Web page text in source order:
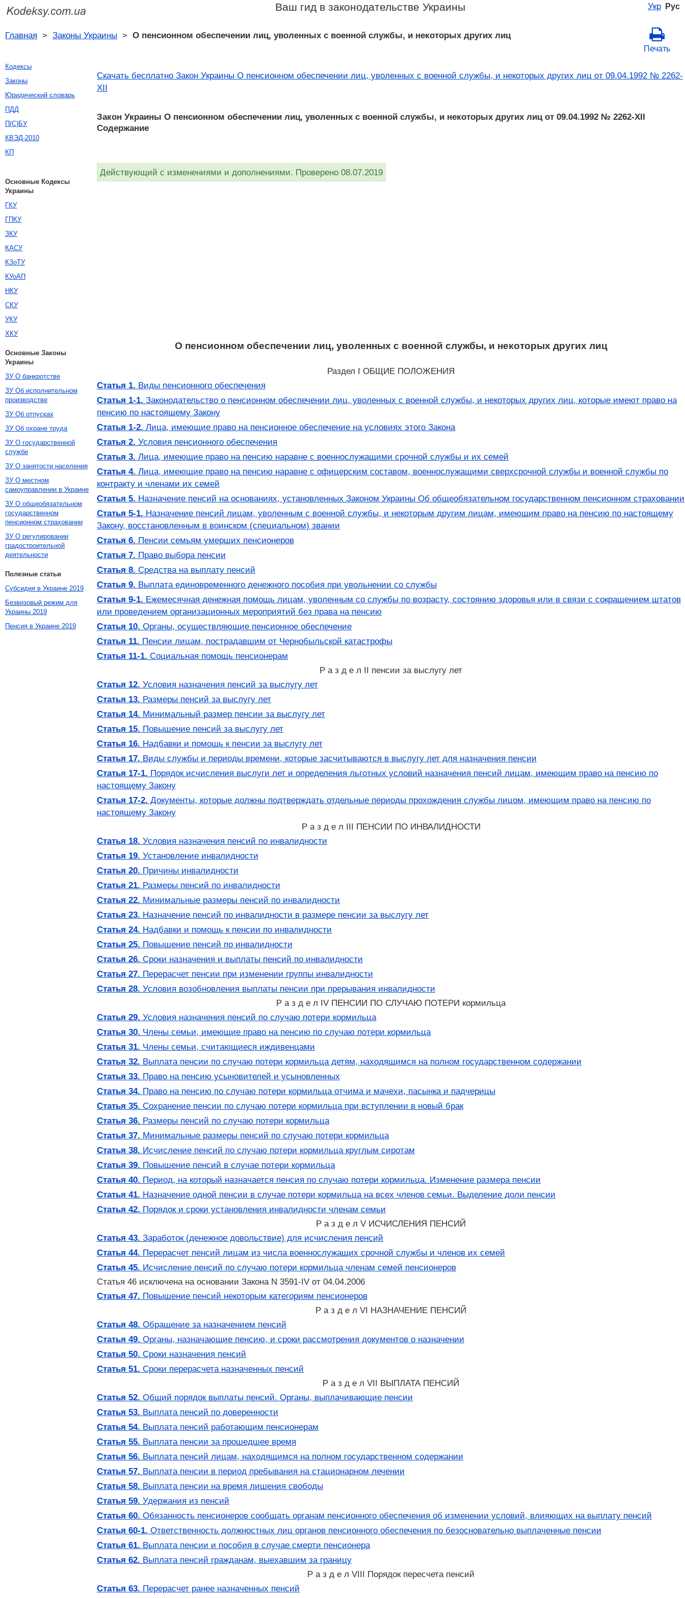
Укр Рус
Ваш гид в законодательстве Украины
Главная > Законы Украины > О пенсионном обеспечении лиц, уволенных с военной службы, и некоторых других лиц
Печать
Скачать бесплатно Закон Украины О пенсионном обеспечении лиц, уволенных с военной службы, и некоторых других лиц от 09.04.1992 № 2262-
XII
Закон Украины О пенсионном обеспечении лиц, уволенных с военной службы, и некоторых других лиц от 09.04.1992 № 2262-XII
Содержание
Действующий с изменениями и дополнениями. Проверено 08.07.2019
О пенсионном обеспечении лиц, уволенных с военной службы, и некоторых других лиц
Раздел I ОБЩИЕ ПОЛОЖЕНИЯ
Статья 1. Виды пенсионного обеспечения
Статья 1-1. Законодательство о пенсионном обеспечении лиц, уволенных с военной службы, и некоторых других лиц, которые имеют право на
пенсию по настоящему Закону
Статья 1-2. Лица, имеющие право на пенсионное обеспечение на условиях этого Закона
Статья 2. Условия пенсионного обеспечения
Статья 3. Лица, имеющие право на пенсию наравне с военнослужащими срочной службы и их семей
Статья 4. Лица, имеющие право на пенсию наравне с офицерским составом, военнослужащими сверхсрочной службы и военной службы по
контракту и членами их семей
Статья 5. Назначение пенсий на основаниях, установленных Законом Украины Об общеобязательном государственном пенсионном страховании
Статья 5-1. Назначение пенсий лицам, уволенным с военной службы, и некоторым другим лицам, имеющим право на пенсию по настоящему
Закону, восстановленным в воинском (специальном) звании
Статья 6. Пенсии семьям умерших пенсионеров
Статья 7. Право выбора пенсии
Статья 8. Средства на выплату пенсий
Статья 9. Выплата единовременного денежного пособия при увольнении со службы
Статья 9-1. Ежемесячная денежная помощь лицам, уволенным со службы по возрасту, состоянию здоровья или в связи с сокращением штатов
или проведением организационных мероприятий без права на пенсию
Статья 10. Органы, осуществляющие пенсионное обеспечение
Статья 11. Пенсии лицам, пострадавшим от Чернобыльской катастрофы
Статья 11-1. Социальная помощь пенсионерам
Р а з д е л II пенсии за выслугу лет
Статья 12. Условия назначения пенсий за выслугу лет
Статья 13. Размеры пенсий за выслугу лет
Статья 14. Минимальный размер пенсии за выслугу лет
Статья 15. Повышение пенсий за выслугу лет
Статья 16. Надбавки и помощь к пенсии за выслугу лет
Статья 17. Виды службы и периоды времени, которые засчитываются в выслугу лет для назначения пенсии
Статья 17-1. Порядок исчисления выслуги лет и определения льготных условий назначения пенсий лицам, имеющим право на пенсию по
настоящему Закону
Статья 17-2. Документы, которые должны подтверждать отдельные периоды прохождения службы лицом, имеющим право на пенсию по
настоящему Закону
Р а з д е л III ПЕНСИИ ПО ИНВАЛИДНОСТИ
Статья 18. Условия назначения пенсий по инвалидности
Статья 19. Установление инвалидности
Статья 20. Причины инвалидности
Статья 21. Размеры пенсий по инвалидности
Статья 22. Минимальные размеры пенсий по инвалидности
Статья 23. Назначение пенсий по инвалидности в размере пенсии за выслугу лет
Статья 24. Надбавки и помощь к пенсии по инвалидности
Статья 25. Повышение пенсий по инвалидности
Статья 26. Сроки назначения и выплаты пенсий по инвалидности
Статья 27. Перерасчет пенсии при изменении группы инвалидности
Статья 28. Условия возобновления выплаты пенсии при прерывания инвалидности
Р а з д е л IV ПЕНСИИ ПО СЛУЧАЮ ПОТЕРИ кормильца
Статья 29. Условия назначения пенсий по случаю потери кормильца
Статья 30. Члены семьи, имеющие право на пенсию по случаю потери кормильца
Статья 31. Члены семьи, считающиеся иждивенцами
Статья 32. Выплата пенсии по случаю потери кормильца детям, находящимся на полном государственном содержании
Статья 33. Право на пенсию усыновителей и усыновленных
Статья 34. Право на пенсию по случаю потери кормильца отчима и мачехи, пасынка и падчерицы
Статья 35. Сохранение пенсии по случаю потери кормильца при вступлении в новый брак
Статья 36. Размеры пенсий по случаю потери кормильца
Статья 37. Минимальные размеры пенсий по случаю потери кормильца
Статья 38. Исчисление пенсий по случаю потери кормильца круглым сиротам
Статья 39. Повышение пенсий в случае потери кормильца
Статья 40. Период, на который назначается пенсия по случаю потери кормильца. Изменение размера пенсии
Статья 41. Назначение одной пенсии в случае потери кормильца на всех членов семьи. Выделение доли пенсии
Статья 42. Порядок и сроки установления инвалидности членам семьи
Р а з д е л V ИСЧИСЛЕНИЯ ПЕНСИЙ
Статья 43. Заработок (денежное довольствие) для исчисления пенсий
Статья 44. Перерасчет пенсий лицам из числа военнослужащих срочной службы и членов их семей
Статья 45. Исчисление пенсий по случаю потери кормильца членам семей пенсионеров
Статья 46 исключена на основании Закона N 3591-IV от 04.04.2006
Статья 47. Повышение пенсий некоторым категориям пенсионеров
Р а з д е л VI НАЗНАЧЕНИЕ ПЕНСИЙ
Статья 48. Обращение за назначением пенсий
Статья 49. Органы, назначающие пенсию, и сроки рассмотрения документов о назначении
Статья 50. Сроки назначения пенсий
Статья 51. Сроки перерасчета назначенных пенсий
Р а з д е л VII ВЫПЛАТА ПЕНСИЙ
Статья 52. Общий порядок выплаты пенсий. Органы, выплачивающие пенсии
Статья 53. Выплата пенсий по доверенности
Статья 54. Выплата пенсий работающим пенсионерам
Статья 55. Выплата пенсии за прошедшее время
Статья 56. Выплата пенсий лицам, находящимся на полном государственном содержании
Статья 57. Выплата пенсии в период пребывания на стационарном лечении
Статья 58. Выплата пенсии на время лишения свободы
Статья 59. Удержания из пенсий
Статья 60. Обязанность пенсионеров сообщать органам пенсионного обеспечения об изменении условий, влияющих на выплату пенсий
Статья 60-1. Ответственность должностных лиц органов пенсионного обеспечения по безосновательно выплаченные пенсии
Статья 61. Выплата пенсии и пособия в случае смерти пенсионера
Статья 62. Выплата пенсий гражданам, выехавшим за границу
Р а з д е л VIII Порядок пересчета пенсий
Статья 63. Перерасчет ранее назначенных пенсий
Кодексы
Законы
Юридический словарь
ПДД
П(С)БУ
КВЭД-2010
КП
Основные Кодексы
Украины
ГКУ
ГПКУ
ЗКУ
КАСУ
КЗоТУ
КУоАП
НКУ
СКУ
УКУ
ХКУ
Основные Законы
Украины
ЗУ О банкротстве
ЗУ Об исполнительном
производстве
ЗУ Об отпусках
ЗУ Об охране труда
ЗУ О государственной
службе
ЗУ О занятости населения
ЗУ О местном
самоуправлении в Украине
ЗУ О общеобязательном
государственном
пенсионном страховании
ЗУ О регулировании
градостроительной
деятельности
Полезные статьи
Субсидия в Украине 2019
Безвизовый режим для
Украины 2019
Пенсия в Украине 2019